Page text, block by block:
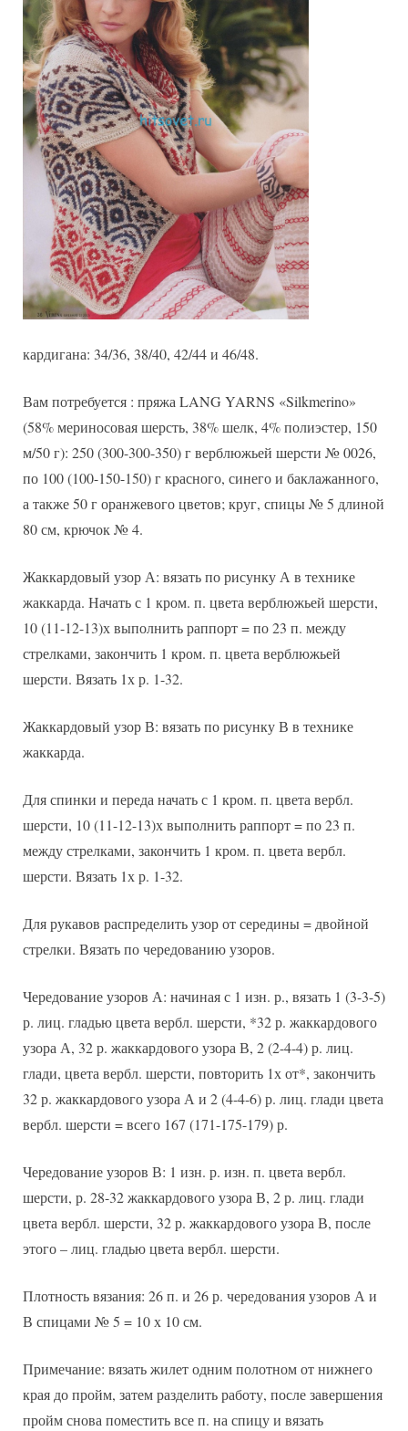
кардигана: 34/36, 38/40, 42/44 и 46/48.
Вам потребуется : пряжа LANG YARNS «Silkmerino»
(58% мериносовая шерсть, 38% шелк, 4% полиэстер, 150
м/50 г): 250 (300-300-350) г верблюжьей шерсти № 0026,
по 100 (100-150-150) г красного, синего и баклажанного,
а также 50 г оранжевого цветов; круг, спицы № 5 длиной
80 см, крючок № 4.
Жаккардовый узор А: вязать по рисунку А в технике
жаккарда. Начать с 1 кром. п. цвета верблюжьей шерсти,
10 (11-12-13)х выполнить раппорт = по 23 п. между
стрелками, закончить 1 кром. п. цвета верблюжьей
шерсти. Вязать 1х р. 1-32.
Жаккардовый узор В: вязать по рисунку В в технике
жаккарда.
Для спинки и переда начать с 1 кром. п. цвета вербл.
шерсти, 10 (11-12-13)х выполнить раппорт = по 23 п.
между стрелками, закончить 1 кром. п. цвета вербл.
шерсти. Вязать 1х р. 1-32.
Для рукавов распределить узор от середины = двойной
стрелки. Вязать по чередованию узоров.
Чередование узоров А: начиная с 1 изн. р., вязать 1 (3-3-5)
р. лиц. гладью цвета вербл. шерсти, *32 р. жаккардового
узора А, 32 р. жаккардового узора В, 2 (2-4-4) р. лиц.
глади, цвета вербл. шерсти, повторить 1х от*, закончить
32 р. жаккардового узора А и 2 (4-4-6) р. лиц. глади цвета
вербл. шерсти = всего 167 (171-175-179) р.
Чередование узоров В: 1 изн. р. изн. п. цвета вербл.
шерсти, р. 28-32 жаккардового узора В, 2 р. лиц. глади
цвета вербл. шерсти, 32 р. жаккардового узора В, после
этого – лиц. гладью цвета вербл. шерсти.
Плотность вязания: 26 п. и 26 р. чередования узоров А и
В спицами № 5 = 10 х 10 см.
Примечание: вязать жилет одним полотном от нижнего
края до пройм, затем разделить работу, после завершения
пройм снова поместить все п. на спицу и вязать